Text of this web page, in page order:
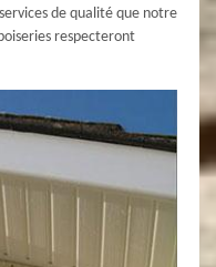
de qualité que notre
respecteront